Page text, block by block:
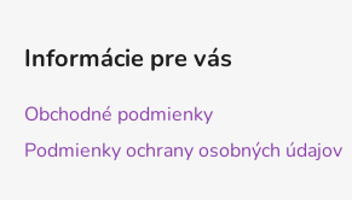
Informácie pre vás
Obchodné podmienky
Podmienky ochrany osobných údajov